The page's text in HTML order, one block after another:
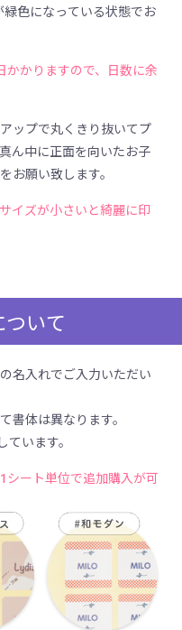
色になっている状態でお
かりますので、日数に余
ップで丸くきり抜いてプ
ん中に正面を向いたお子
お願い致します。
イズが小さいと綺麗に印
いて
名入れでご入力いただい
書体は異なります。
います。
ート単位で追加購入が可